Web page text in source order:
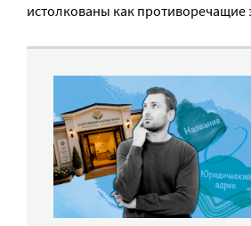
истолкованы как противоречащие